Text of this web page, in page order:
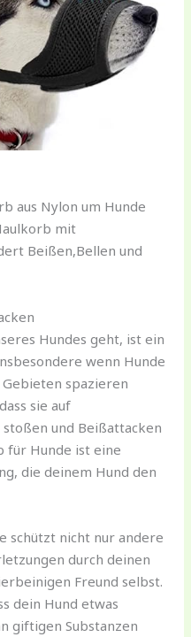
aus Nylon um Hunde
mit
Beißen,Bellen und
Hundes geht, ist ein
wenn Hunde
spazieren
sie auf
und Beißattacken
für Hunde ist eine
die deinem Hund den
schützt nicht nur andere
durch deinen
Freund selbst.
dein Hund etwas
giftigen Substanzen